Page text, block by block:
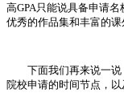
高GPA只能说具备申请名
优秀的作品集和丰富的课
下面我们再来说一说
院校申请的时间节点，